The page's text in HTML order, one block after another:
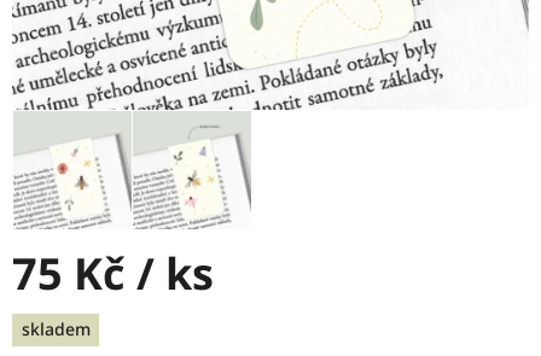
75 Kč / ks
Měrná
cena:
skladem